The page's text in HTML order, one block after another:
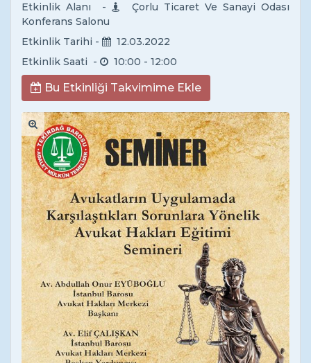
Etkinlik Alanı -
Çorlu Ticaret Ve Sanayi Odası
Konferans Salonu
Etkinlik Tarihi -
12.03.2022
Etkinlik Saati -
10:00 - 12:00
Bu Etkinliği Takvimime Ekle